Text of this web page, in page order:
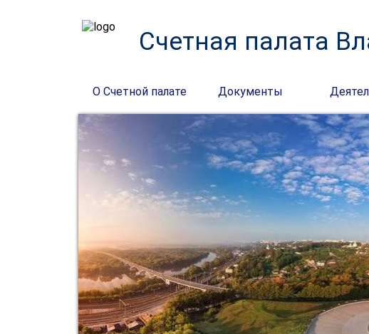
Счетная палата
О Счетной палате Документы